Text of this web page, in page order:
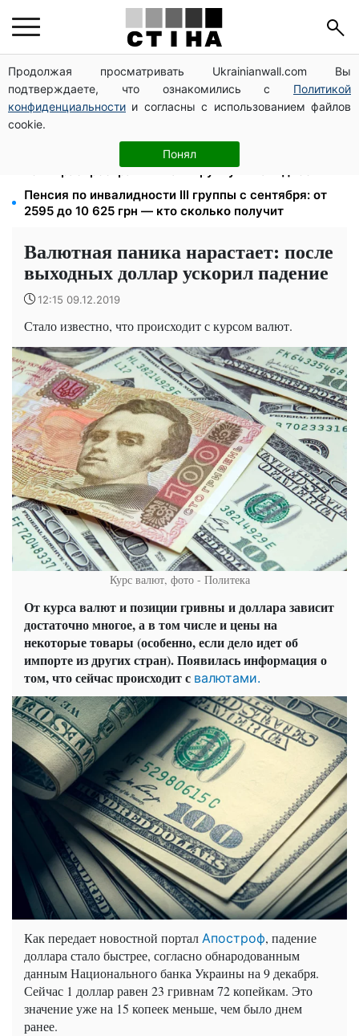
Продолжая просматривать Ukrainianwall.com Вы
подтверждаете, что ознакомились с Политикой
конфиденциальности и согласны с использованием файлов
cookie.
Понял
Среда 12 августа — самый опасный день недели:
что можно и нельзя делать с 10 по 16 августа
Бензин от 77,90 грн, дизель до 97,90: цены на
топливо на АЗС 8 августа не изменились
120 000 грн на авто: компенсацию для ветеранов
хотят распространить на III группу инвалидности
Пенсия по инвалидности III группы с сентября: от
2595 до 10 625 грн — кто сколько получит
Валютная паника нарастает: после
выходных доллар ускорил падение
12:15 09.12.2019
Стало известно, что происходит с курсом валют.
Курс валют, фото - Политека
От курса валют и позиции гривны и доллара зависит
достаточно многое, а в том числе и цены на
некоторые товары (особенно, если дело идет об
импорте из других стран). Появилась информация о
том, что сейчас происходит с валютами.
Как передает новостной портал Апостроф, падение
доллара стало быстрее, согласно обнародованным
данным Национального банка Украины на 9 декабря.
Сейчас 1 доллар равен 23 гривнам 72 копейкам. Это
значение уже на 15 копеек меньше, чем было днем
ранее.